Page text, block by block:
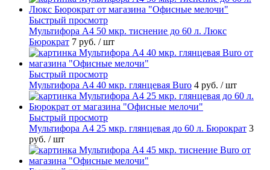
Быстрый просмотр
Мультифора А4 50 мкр. тиснение до 60 л. Люкс
Бюрократ 7 руб. / шт
Быстрый просмотр
Мультифора А4 40 мкр. глянцевая Buro 4 руб. / шт
Быстрый просмотр
Мультифора А4 25 мкр. глянцевая до 60 л. Бюрократ 3
руб. / шт